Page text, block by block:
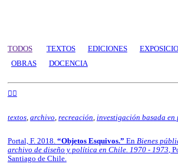
TODOS TEXTOS EDICIONES
OBRAS
DOCENCIA
︎︎︎︎
textos, archivo recreación investigación basada en
Portal, F. 2018. “Objetos Esquivos.” En Bienes
archivo de diseño y política en Chile. 1970 - 1973,
Santiago de Chile.